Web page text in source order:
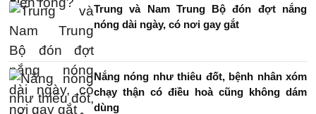
Trung và Nam Trung Bộ đón đợt nắng
nóng dài ngày, có nơi gay gắt
Nắng nóng như thiêu đốt, bệnh nhân xóm
chạy thận có điều hoà cũng không dám
dùng